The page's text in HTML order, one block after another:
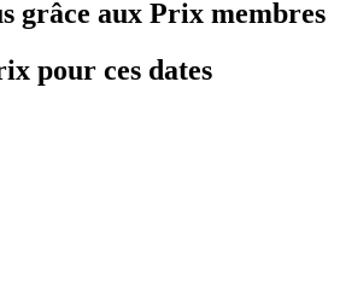
grâce aux Prix membres
pour ces dates